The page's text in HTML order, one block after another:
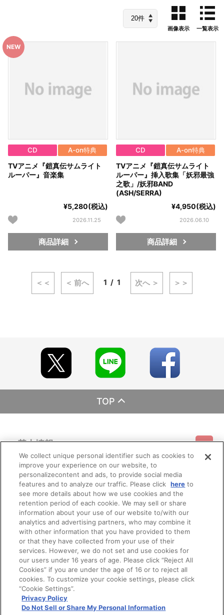
画像表示 一覧表示
CD A-on特典
TVアニメ『鎧真伝サムライト
ルーパー』音楽集
¥5,280(税込)
2026.11.25
商品詳細
CD A-on特典
TVアニメ『鎧真伝サムライト
ルーパー』挿入歌集「妖邪最強
之歌」/妖邪BAND
(ASH/SERRA)
¥4,950(税込)
2026.06.10
商品詳細
＜＜ ＜ 前へ 1 1 次へ ＞ ＞＞
TOP
基本情報
利用規約 特定商取引法に基づく表示 プライバシーポリシー
プライバシーオプション 会社概要
ご利用情報
ご利用ガイド サイトマップ お問い合わせ
Do Not Sell or Share My Personal Information
会員メニュー
ログイン 会員規約 新規会員登録
その他のご案内
公式X バンダイナムコフィルムワークス
We collect unique personal identifier such as cookies to
improve your experience on our website, to
personalizecontent and ads, to provide social media
features and to analyze our traffic. Please click here to
see more details about how we use cookies and the
retention period of each cookie. We may sell or share
information about your use of our website to/with our
analytics and advertising partners, who may combine it
with other information that you have provided to them
or that they have collected from your use of their
services. However, we do not set and use cookies for
our users under 16 years of age. Please click “Reject All
Cookies” if you are under the age of 16 or to reject all
cookies. To customize your cookie settings, please click
“Cookie Settings”.
Privacy Policy
Do Not Sell or Share My Personal Information